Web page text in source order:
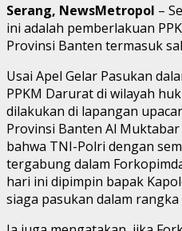
Serang, NewsMetropol –
ini adalah pemberlakuan
Provinsi Banten termasuk
Usai Apel Gelar Pasukan
PPKM Darurat di wilayah
dilakukan di lapangan
Provinsi Banten Al
bahwa TNI-Polri dengan
tergabung dalam
hari ini dipimpin bapak
siaga pasukan dalam